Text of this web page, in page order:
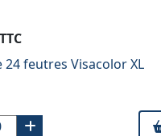
24 feutres Visacolor XL